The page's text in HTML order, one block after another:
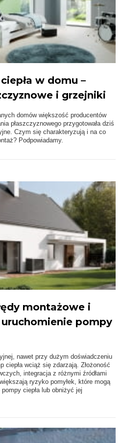
w domu –
i grzejniki
domów większość producentów
płaszczyznowego przygotowała dziś
Czym się charakteryzują i na co
Podpowiadamy.
montażowe i
pompy
nawet przy dużym doświadczeniu
ciepła wciąż się zdarzają. Złożoność
integracja z różnymi źródłami
ryzyko pomyłek, które mogą
ciepła lub obniżyć jej